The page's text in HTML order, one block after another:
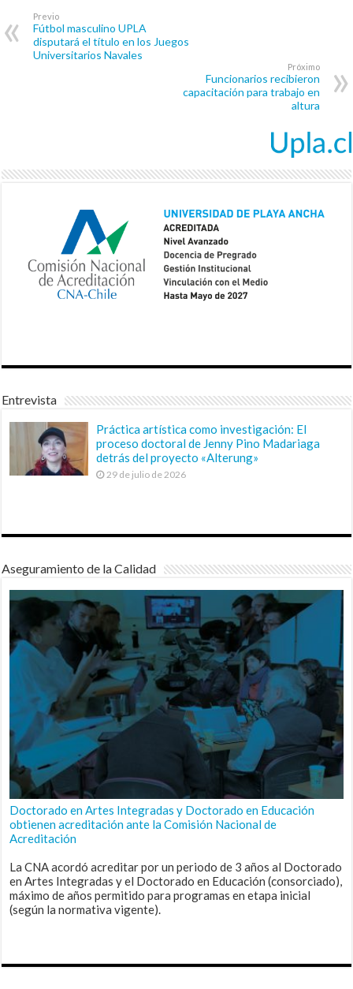
Previo
Fútbol masculino UPLA
disputará el título en los Juegos
Universitarios Navales
Próximo
Funcionarios recibieron
capacitación para trabajo en
altura
Entrevista
Práctica artística como investigación: El
proceso doctoral de Jenny Pino Madariaga
detrás del proyecto «Alterung»
29 de julio de 2026
Aseguramiento de la Calidad
Doctorado en Artes Integradas y Doctorado en Educación
obtienen acreditación ante la Comisión Nacional de
Acreditación
La CNA acordó acreditar por un periodo de 3 años al Doctorado
en Artes Integradas y el Doctorado en Educación (consorciado),
máximo de años permitido para programas en etapa inicial
(según la normativa vigente).